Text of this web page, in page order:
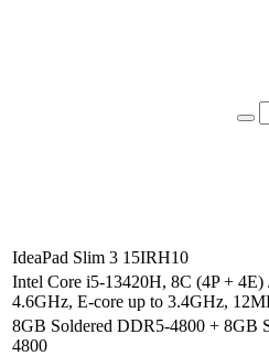
IdeaPad Slim 3 15IRH10
Intel Core i5-13420H, 8C (4P + 4E)
4.6GHz, E-core up to 3.4GHz,
8GB Soldered DDR5-4800 + 8GB
4800